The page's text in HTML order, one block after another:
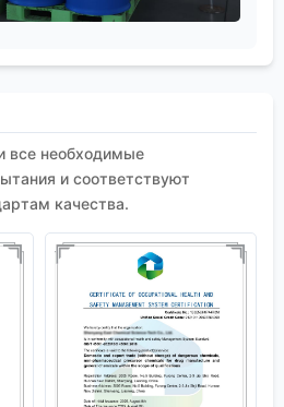
все необходимые
и соответствуют
качества.